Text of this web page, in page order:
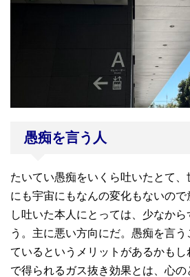
愚痴を言う人
たいてい愚痴をいくら吐いたとて
にも宇宙にもなんの変化もないの
し吐いた本人にとっては、少なか
う。主に悪い方向にだ。愚痴を言
ているというメリットがあるかも
で得られるガス抜き効果とは、心